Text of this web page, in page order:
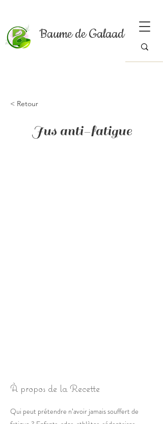
Baume de Galaad
< Retour
Jus anti-fatigue
À propos de la Recette
Qui peut prétendre n’avoir jamais souffert de